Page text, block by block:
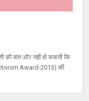
की बात और नहीं हो सकती कि
Award-2013) की